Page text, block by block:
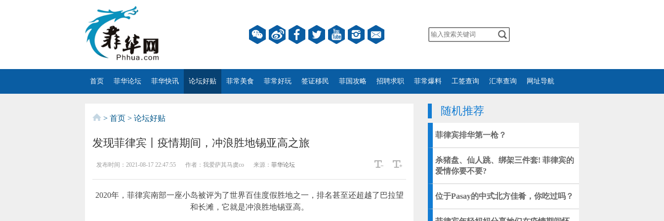
首页 菲华论坛 菲华快讯 论坛好贴 菲常美食 菲常好玩 签证移民 菲国攻略 招聘求职 菲常爆料 工签查询 汇率查询 网址导航
> 首页 > 论坛好贴
发现菲律宾丨疫情期间，冲浪胜地锡亚高之旅
发布时间： 2021-08-17 22:47:55 作者： 我爱萨其马虞co 来源： 菲华论坛
2020年，菲律宾南部一座小岛被评为了世界百佳度假胜地之一，排名甚至还超越了巴拉望
和长滩，它就是冲浪胜地锡亚高。
随机推荐
菲律宾排华第一枪？
杀猪盘、仙人跳、绑架三件套! 菲律宾的
爱情你要不要?
位于Pasay的中式北方佳肴，你吃过吗？